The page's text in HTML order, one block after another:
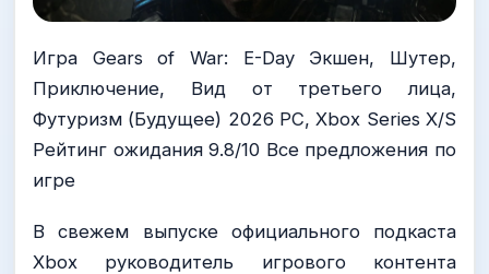
Игра Gears of War: E-Day Экшен, Шутер,
Приключение, Вид от третьего лица,
Футуризм (Будущее) 2026 PC, Xbox Series X/S
Рейтинг ожидания 9.8/10 Все предложения по
игре
В свежем выпуске официального подкаста
Xbox руководитель игрового контента